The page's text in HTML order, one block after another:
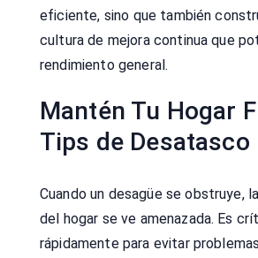
eficiente, sino que también
cultura de mejora continua que
rendimiento general.
Mantén Tu Hogar
Tips de Desatasco
Cuando un desagüe se obstruye,
del hogar se ve amenazada. Es
rápidamente para evitar